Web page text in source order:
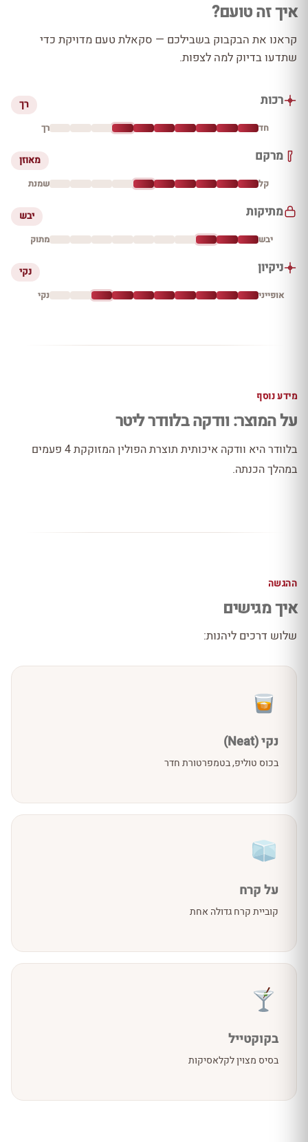
איך זה טועם?
קראנו את הבקבוק בשבילכם — סקאלת טעם מדויקת כדי
שתדעו בדיוק למה לצפות.
רכות רך
חד רך
מרקם מאוזן
קל שמנת
מתיקות יבש
יבש מתוק
ניקיון נקי
אופייני נקי
מידע נוסף
על המוצר: וודקה בלוודר ליטר
בלוודר היא וודקה איכותית תוצרת הפולין המזוקקת 4 פעמים
במהלך הכנתה.
ההגשה
איך מגישים
שלוש דרכים ליהנות:
נקי (Neat)
בכוס טוליפ, בטמפרטורת חדר
על קרח
קוביית קרח גדולה אחת
בקוקטייל
בסיס מצוין לקלאסיקות